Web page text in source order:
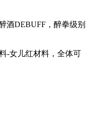
酒DEBUFF，醉拳级别
-女儿红材料，全体可